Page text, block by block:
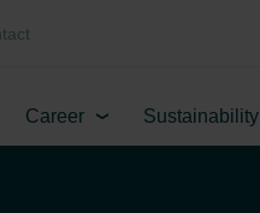
Career Sustainability